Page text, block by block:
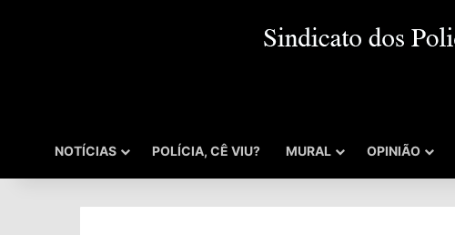
NOTÍCIAS POLÍCIA, CÊ VIU? MURAL OPINIÃO